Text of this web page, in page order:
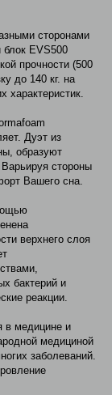
сторонами
EVS500
прочности (500
до 140 кг. на
характеристик.
Дуэт из
образуют
стороны
Вашего сна.
верхнего слоя
бактерий и
реакции.
в медицине и
медициной
заболеваний.